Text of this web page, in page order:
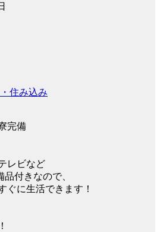
住み込み
完備
レビなど
付きなので、
ぐに生活できます！